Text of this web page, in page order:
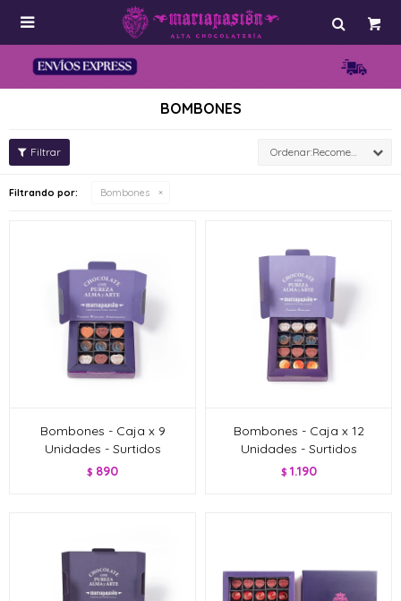

BOMBONES
Recomendados
Filtrando por: Bombones
Bombones - Caja x 9
Unidades - Surtidos
$ 890
Bombones - Caja x 12
Unidades - Surtidos
$ 1.190